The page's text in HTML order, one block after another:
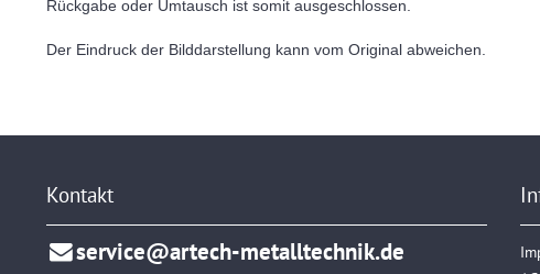
Rückgabe oder Umtausch ist somit ausgeschlossen.
Der Eindruck der Bilddarstellung kann vom Original abweichen.
Kontakt
service@artech-metalltechnik.de